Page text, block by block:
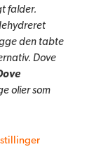
falder.
den tabte
Dove
olier som